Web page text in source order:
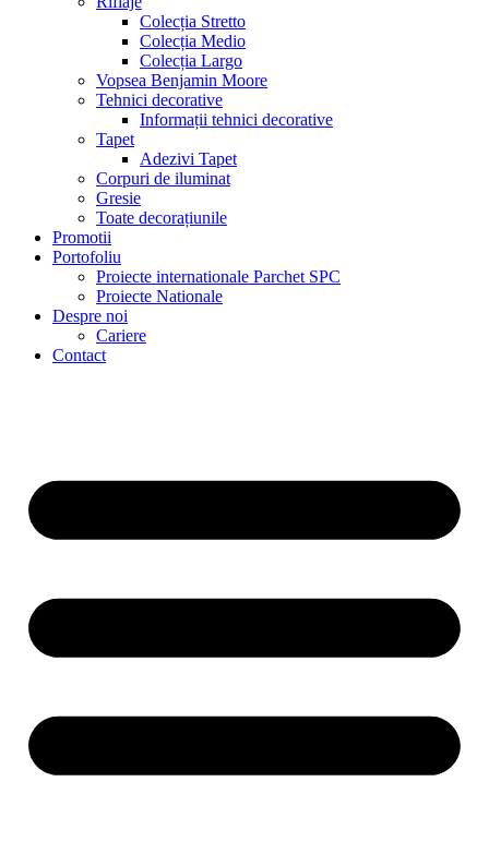
Colecția Stretto
Colecția Medio
Colecția Largo
Vopsea Benjamin Moore
Tehnici decorative
Informații tehnici decorative
Tapet
Adezivi Tapet
Corpuri de iluminat
Gresie
Toate decorațiunile
Promotii
Portofoliu
Proiecte internationale Parchet SPC
Proiecte Nationale
Despre noi
Cariere
Contact